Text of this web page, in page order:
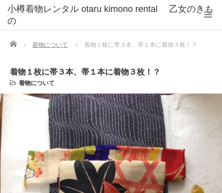
小樽着物レンタル otaru kimono rental 乙女のきも
の
Home 着物について 着物１枚に帯３本、帯１本に着物３枚！？
着物１枚に帯３本、帯１本に着物３枚！？
着物について